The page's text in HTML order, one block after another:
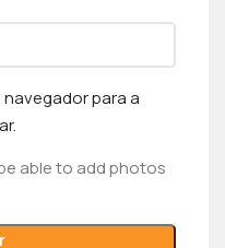
para a
able to add photos